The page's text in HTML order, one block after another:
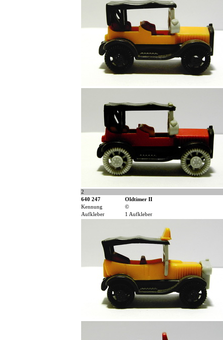
2
640 247
Oldtimer II
Kennung
©
Aufkleber
1 Aufkleber